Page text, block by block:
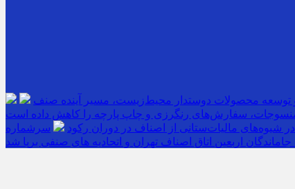
توسعه محصولات دوستدار محیط‌زیست، مسیر آینده صنف
سفارش‌های رنگرزی و چاپ پارچه را کاهش داده است
شیوه‌های مالیات‌ستانی از اصناف در دوران رکود
اربعین اتاق اصناف تهران و اتحادیه های صنفی برپا شد